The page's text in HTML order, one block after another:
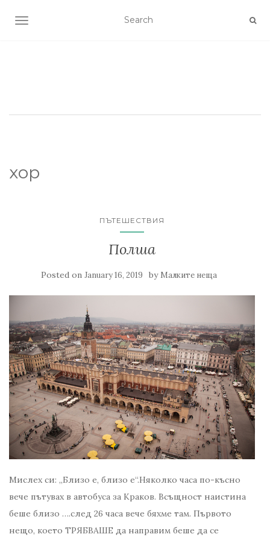
TOGGLE NAVIGATION
хор
ПЪТЕШЕСТВИЯ
Полша
Posted on January 16, 2019 by Малките неща
Мислех си: „Близо е, близо е“.Няколко часа по-късно
вече пътувах в автобуса за Краков. Всъщност наистина
беше близо ….след 26 часа вече бяхме там. Първото
нещо, което ТРЯБВАШЕ да направим беше да се